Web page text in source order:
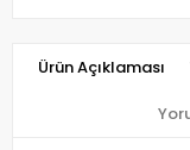
Ürün Açıklaması